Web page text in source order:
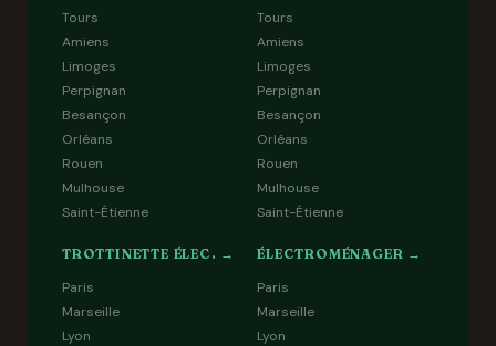
Tours
Amiens
Limoges
Perpignan
Besançon
Orléans
Rouen
Mulhouse
Saint-Étienne
Tours
Amiens
Limoges
Perpignan
Besançon
Orléans
Rouen
Mulhouse
Saint-Étienne
TROTTINETTE ÉLEC. →
Paris
Marseille
Lyon
ÉLECTROMÉNAGER →
Paris
Marseille
Lyon